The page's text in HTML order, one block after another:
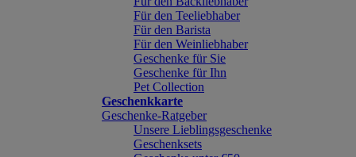
Für den Teeliebhaber
Für den Barista
Für den Weinliebhaber
Geschenke für Sie
Geschenke für Ihn
Pet Collection
Geschenkkarte
Geschenke-Ratgeber
Unsere Lieblingsgeschenke
Geschenksets